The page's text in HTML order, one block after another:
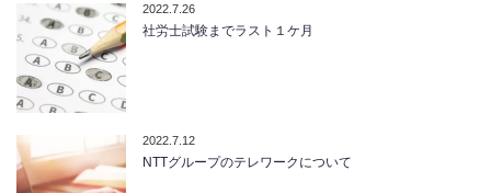
2022.7.26
社労士試験までラスト１ケ月
2022.7.12
NTTグループのテレワークについて